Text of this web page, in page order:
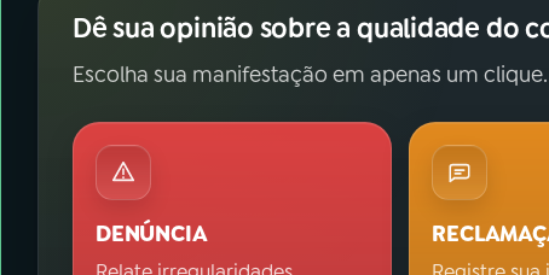
Dê sua opinião sobre a qualidade do
Escolha sua manifestação em apenas um clique.
DENÚNCIA